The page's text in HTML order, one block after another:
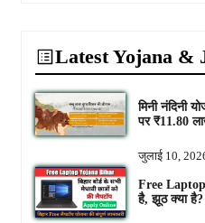
Latest Yojana &
मिनी नंदिनी
पर ₹11.80
जुलाई 10,
Free
है, झूठ क्या है?